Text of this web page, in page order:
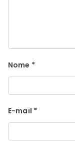
Nome *
E-mail *